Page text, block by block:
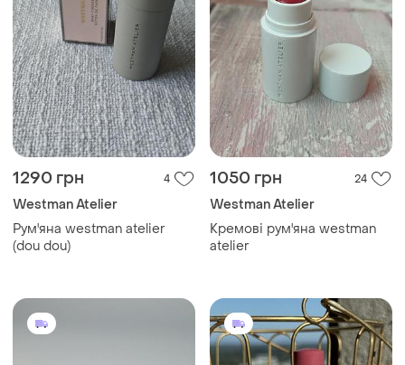
1290 грн 4
Westman Atelier
Рум'яна westman atelier
(dou dou)
1050 грн 24
Westman Atelier
Кремові рум'яна westman
atelier